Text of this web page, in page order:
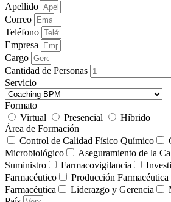
Apellido
Correo
Teléfono
Empresa
Cargo
Cantidad de Personas
Servicio
Formato
Virtual
Presencial
Híbrido
Área de Formación
Control de Calidad Físico Químico
Microbiológico
Aseguramiento de la
Suministro
Farmacovigilancia
Farmacéutico
Producción Farmacéutica
Farmacéutica
Liderazgo y Gerencia